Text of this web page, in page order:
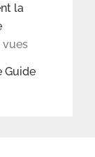
la
vues
Guide